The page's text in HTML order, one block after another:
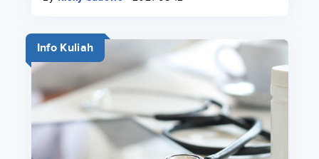
Info Kuliah